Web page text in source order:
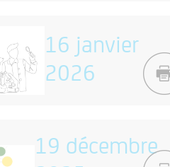
16 janvier
2026
Imprimer
19 décembre
Imprimer